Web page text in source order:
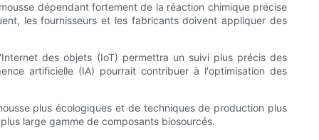
dépendant fortement de la réaction chimique précise
les fournisseurs et les fabricants doivent appliquer des
des objets (IoT) permettra un suivi plus précis des
artificielle (IA) pourrait contribuer à l'optimisation des
plus écologiques et de techniques de production plus
large gamme de composants biosourcés.